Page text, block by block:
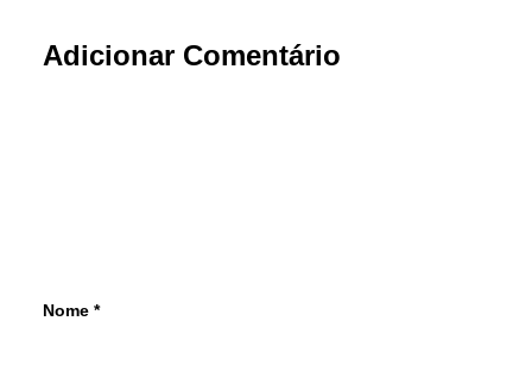
Adicionar Comentário
Nome *